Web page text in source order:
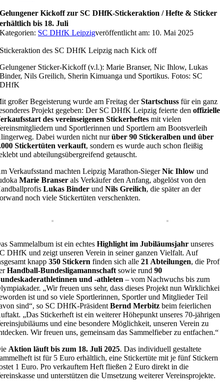
Gelungener Kickoff zur SC DHfK-Stickeraktion / Hefte & Sticker
erhältlich bis 18. Juli
Kategorien: SC DHfK Leipzigveröffentlicht am: 10. Mai 2025
Stickeraktion des SC DHfK Leipzig nach Kick off
Gelungener Sticker-Kickoff (v.l.): Marie Branser, Nic Ihlow, Lukas
Binder, Nils Greilich, Sherin Kimuanga und Sportikus. Fotos: SC
DHfK
großer Begeisterung wurde am Freitag derStartschuss für ein ganz
Projekt gegeben: Der SC DHfK Leipzig feierte den
des vereinseigenen Stickerheftes mit vielen
und Sportlerinnen und Sportlern am Bootsverleih
Dabei wurden nicht nurüber 90 Stickeralben und über
Stickertüten verkauft, sondern es wurde auch schon fleißig
und abteilungsübergreifend getauscht.
Verkaufsstand machten Leipzig Marathon-SiegerNic Ihlow und
Marie Branser als Verkäufer den Anfang, abgelöst von den
Lukas Binder undNils Greilich, die später an der
noch viele Stickertüten verschenkten.
Sammelalbum ist ein echtesHighlight im Jubiläumsjahr unseres
DHfK und zeigt unseren Verein in seiner ganzen Vielfalt. Auf
knapp350 Stickern finden sich alle21 Abteilungen, die
Handball-Bundesligamannschaft sowie rund90
und -athleten – vom Nachwuchs bis zum
„Wir freuen uns sehr, dass dieses Projekt nun
ist und so viele Sportlerinnen, Sportler und Mitglieder Teil
sind“, so SC DHfK-PräsidentBernd Merbitz beim feierlichen
„Das Stickerheft ist ein weiterer Höhepunkt unseres 70-jährigen
und eine besondere Möglichkeit, unseren Verein zu
Wir freuen uns, gemeinsam das Sammelfieber zu entfachen.“
Aktion läuft bis zum 18. Juli 2025. Das individuell gestaltete
ist für 5 Euro erhältlich, eine Stickertüte mit je fünf Stickern
1 Euro. Pro verkauftem Heft fließen 2 Euro direkt in die
und unterstützen die Umsetzung weiterer Vereinsprojekte.